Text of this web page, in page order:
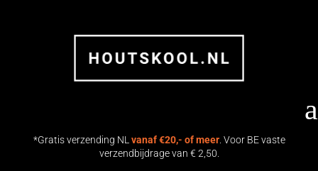
a
*Gratis verzending NLvanaf €20,- of meer. Voor BE vaste
verzendbijdrage van € 2,50.